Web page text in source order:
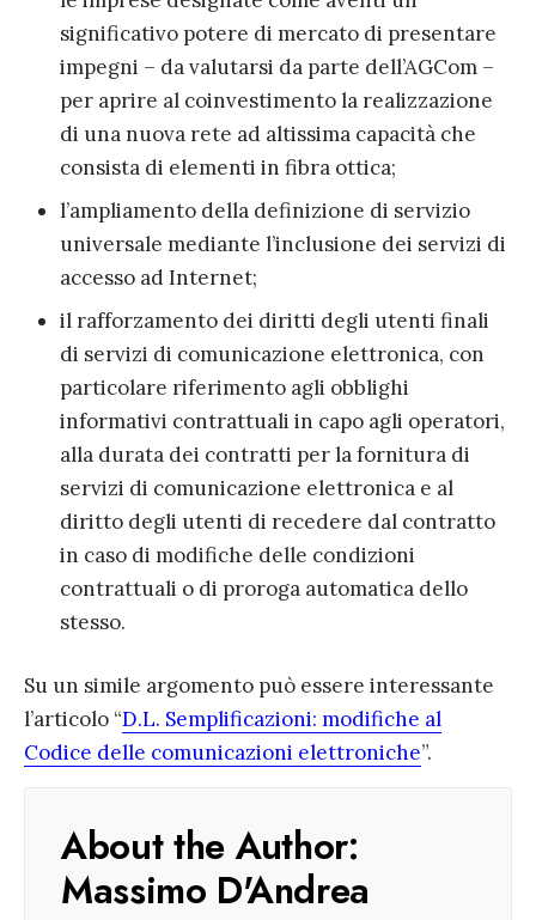
significativo potere di mercato di presentare
impegni – da valutarsi da parte dell’AGCom –
per aprire al coinvestimento la realizzazione
di una nuova rete ad altissima capacità che
consista di elementi in fibra ottica;
l’ampliamento della definizione di servizio
universale mediante l’inclusione dei servizi di
accesso ad Internet;
il rafforzamento dei diritti degli utenti finali
di servizi di comunicazione elettronica, con
particolare riferimento agli obblighi
informativi contrattuali in capo agli operatori,
alla durata dei contratti per la fornitura di
servizi di comunicazione elettronica e al
diritto degli utenti di recedere dal contratto
in caso di modifiche delle condizioni
contrattuali o di proroga automatica dello
stesso.
Su un simile argomento può essere interessante
l’articolo “D.L. Semplificazioni: modifiche al
Codice delle comunicazioni elettroniche”.
About the Author:
Massimo D'Andrea